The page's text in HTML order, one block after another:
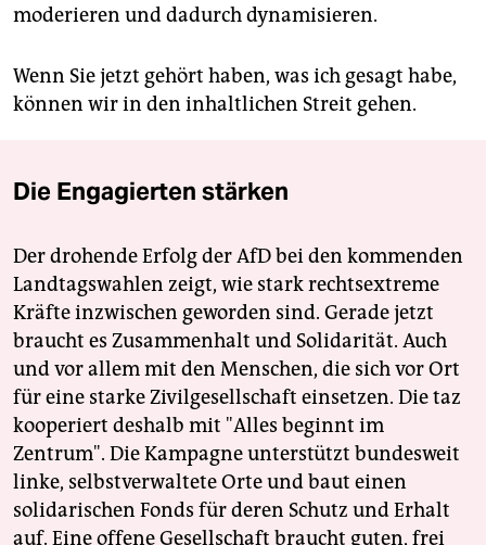
moderieren und dadurch dynamisieren.
Wenn Sie jetzt gehört haben, was ich gesagt habe,
können wir in den inhaltlichen Streit gehen.
Die Engagierten stärken
Der drohende Erfolg der AfD bei den kommenden
Landtagswahlen zeigt, wie stark rechtsextreme
Kräfte inzwischen geworden sind. Gerade jetzt
braucht es Zusammenhalt und Solidarität. Auch
und vor allem mit den Menschen, die sich vor Ort
für eine starke Zivilgesellschaft einsetzen. Die taz
kooperiert deshalb mit "Alles beginnt im
Zentrum". Die Kampagne unterstützt bundesweit
linke, selbstverwaltete Orte und baut einen
solidarischen Fonds für deren Schutz und Erhalt
auf. Eine offene Gesellschaft braucht guten, frei